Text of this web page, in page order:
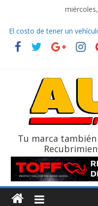
El costo de tener un
decidir
Ultima película
La Vuelta al Ecuador
La FEDAK recibe 12
Tu marca